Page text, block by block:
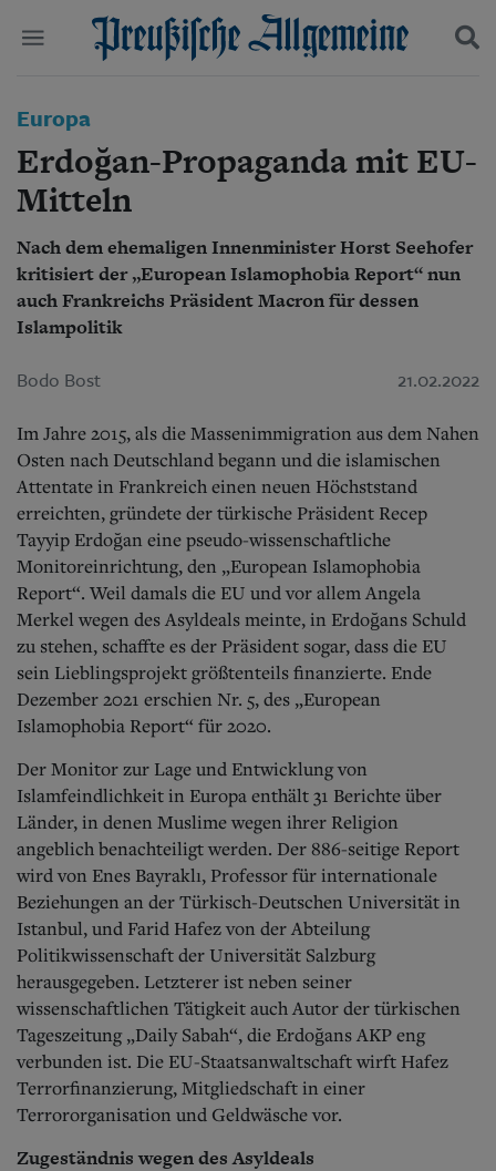
Start
Wer wir sind
Aktuelle Ausgabe
Abonnenten-Login
Abonnent werden
Abo Prämien
Archiv
Mediadaten
Wirtschaft
Panorama
Geschichte
Ostpreußen
Pommern
Kontakt
Impressum
Datenschutz
Suchen und finden
Europa
Erdoğan-Propaganda mit EU-
Mitteln
Nach dem ehemaligen Innenminister Horst Seehofer
kritisiert der „European Islamophobia Report“ nun
auch Frankreichs Präsident Macron für dessen
Islampolitik
Bodo Bost 21.02.2022
Im Jahre 2015, als die Massenimmi­gration aus dem Nahen
Osten nach Deutschland begann und die islamischen
Attentate in Frankreich einen neuen Höchststand
erreichten, gründete der türkische Präsident Recep
Tayyip Erdoğan eine pseudo-wissenschaftliche
Monitoreinrichtung, den „European Islamophobia
Report“. Weil damals die EU und vor allem Angela
Merkel wegen des Asyldeals meinte, in Erdoğans Schuld
zu stehen, schaffte es der Präsident sogar, dass die EU
sein Lieblingsprojekt größtenteils finanzierte. Ende
Dezember 2021 erschien Nr. 5, des „European
Islamophobia Report“ für 2020.
Der Monitor zur Lage und Entwicklung von
Islamfeindlichkeit in Europa enthält 31 Berichte über
Länder, in denen Muslime wegen ihrer Religion
angeblich benachteiligt werden. Der 886-seitige Report
wird von Enes Bayraklı, Professor für internationale
Beziehungen an der Türkisch-Deutschen Universität in
Istanbul, und Farid Hafez von der Abteilung
Politikwissenschaft der Universität Salzburg
herausgegeben. Letzterer ist neben seiner
wissenschaftlichen Tätigkeit auch Autor der türkischen
Tageszeitung „Daily Sabah“, die Erdoğans AKP eng
verbunden ist. Die EU-Staatsanwaltschaft wirft Hafez
Terrorfinanzierung, Mitgliedschaft in einer
Terrororganisation und Geldwäsche vor.
Zugeständnis wegen des Asyldeals